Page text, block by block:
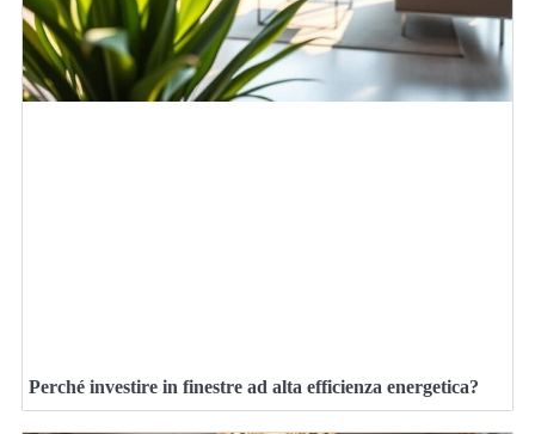
Perché investire in finestre ad alta efficienza energetica?